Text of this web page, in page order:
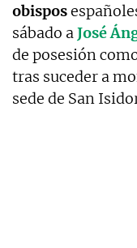
obispos
sábado aJosé
de posesión
tras suceder a
sede de San